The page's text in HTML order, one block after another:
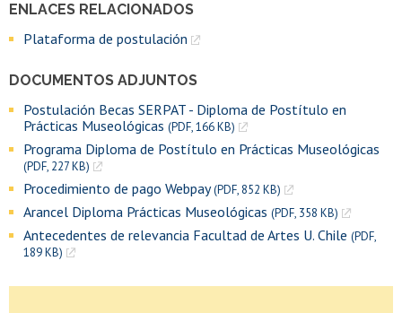
ENLACES RELACIONADOS
Plataforma de postulación
DOCUMENTOS ADJUNTOS
Postulación Becas SERPAT - Diploma de Postítulo en
Prácticas Museológicas (PDF, 166 KB)
Programa Diploma de Postítulo en Prácticas Museológicas
(PDF, 227 KB)
Procedimiento de pago Webpay(PDF, 852 KB)
Arancel Diploma Prácticas Museológicas (PDF, 358 KB)
Antecedentes de relevancia Facultad de Artes U. Chile (PDF,
189 KB)